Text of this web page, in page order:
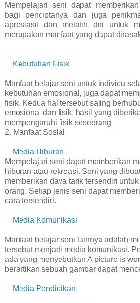
Mempelajari seni dapat
bagi penciptanya dan juga
apresiasif dan melatih diri untuk
merupakan manfaat yang dapat
Kebutuhan Fisik
Manfaat belajar seni untuk individu
kebutuhan emosional, juga dapat
fisik. Kedua hal tersebut saling
emosional dan fisik, hasil yang
mempengaruhi fisik seseorang
2. Manfaat Sosial
Media Hiburan
Mempelajari seni dapat memberikan
hiburan atau rekreasi. Seni yang
memberikan daya tarik tersendiri
orang. Setiap jenis seni dapat
cara tersendiri.
Media Komunikasi
Manfaat belajar seni lainnya adalah
tersebut menjadi media komunikasi.
ada yang menyebutkan A picture is
berartikan sebuah gambar dapat
Media Pendidikan